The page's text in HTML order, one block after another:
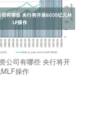
公司有哪些 央行将开
操作